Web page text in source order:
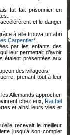
fut fait prisonnier en
et le danger
à elle trouva un abri
Carpentier*.
par les enfants des
leur permettait d’avoir
étaient présentées aux
des villageois.
prenant tout à leur
Allemands approcher.
chez eux, Rachel
et ainsi leurs vies et
recevait le meilleur
jusqu’à son complet